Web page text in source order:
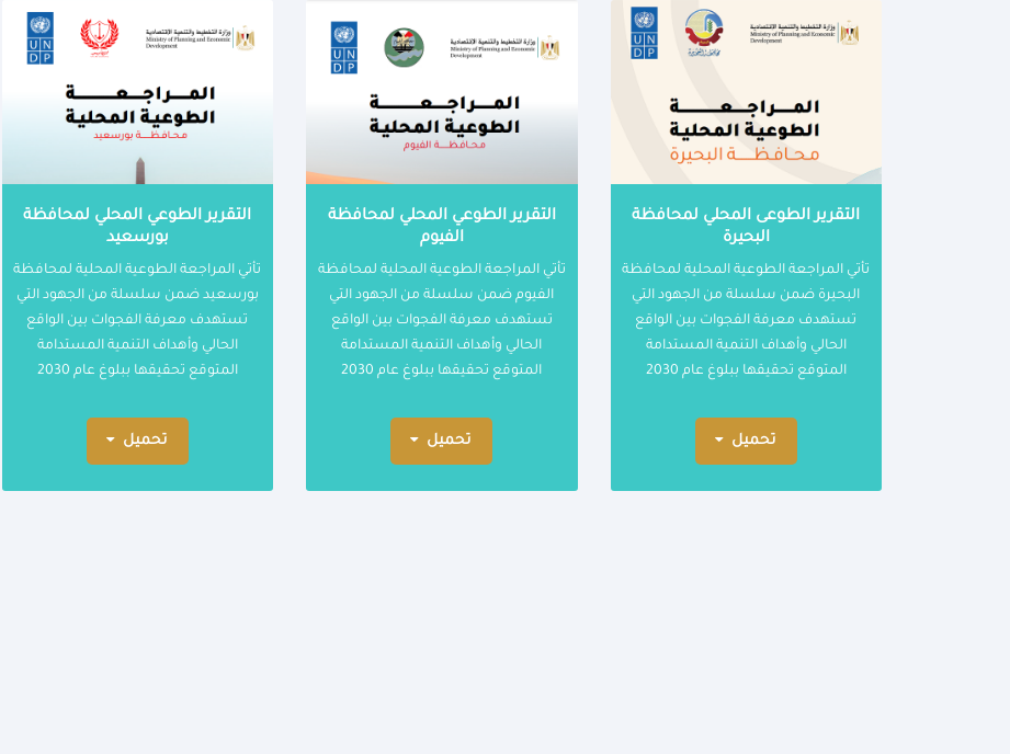
التقرير الطوعى المحلي لمحافظة
البحيرة
تأتي المراجعة الطوعية المحلية لمحافظة
البحيرة ضمن سلسلة من الجهود التي
تستهدف معرفة الفجوات بين الواقع
الحالي وأهداف التنمية المستدامة
المتوقع تحقيقها ببلوغ عام 2030
تحميل
التقرير الطوعي المحلي لمحافظة
الفيوم
تأتي المراجعة الطوعية المحلية لمحافظة
الفيوم ضمن سلسلة من الجهود التي
تستهدف معرفة الفجوات بين الواقع
الحالي وأهداف التنمية المستدامة
المتوقع تحقيقها ببلوغ عام 2030
تحميل
التقرير الطوعي المحلي لمحافظة
بورسعيد
تأتي المراجعة الطوعية المحلية لمحافظة
بورسعيد ضمن سلسلة من الجهود التي
تستهدف معرفة الفجوات بين الواقع
الحالي وأهداف التنمية المستدامة
المتوقع تحقيقها ببلوغ عام 2030
تحميل